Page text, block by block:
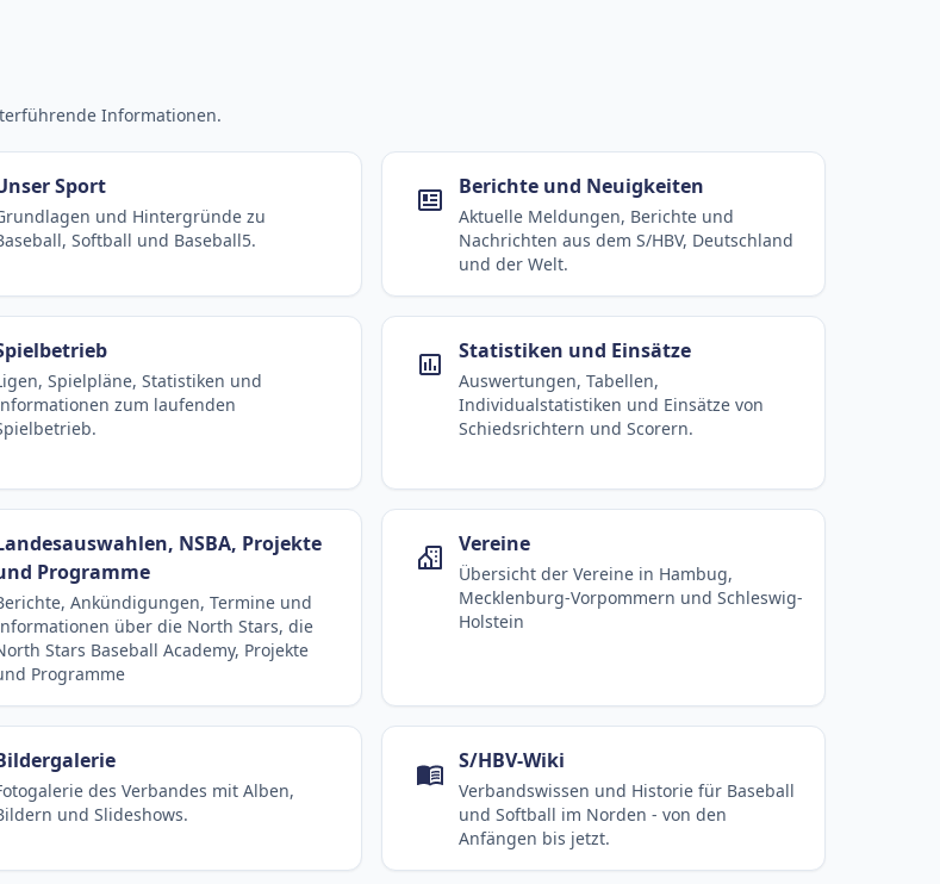
Informationen.
Sport
und Hintergründe zu
Softball und Baseball5.
Berichte und Neuigkeiten
Aktuelle Meldungen, Berichte und
Nachrichten aus dem S/HBV, Deutschland
und der Welt.
Spielpläne, Statistiken und
zum laufenden
Statistiken und Einsätze
Auswertungen, Tabellen,
Individualstatistiken und Einsätze von
Schiedsrichtern und Scorern.
NSBA, Projekte
Programme
Ankündigungen, Termine und
über die North Stars, die
Stars Baseball Academy, Projekte
Programme
Vereine
Übersicht der Vereine in Hambug,
Mecklenburg-Vorpommern und Schleswig-
Holstein
des Verbandes mit Alben,
und Slideshows.
S/HBV-Wiki
Verbandswissen und Historie für Baseball
und Softball im Norden - von den
Anfängen bis jetzt.